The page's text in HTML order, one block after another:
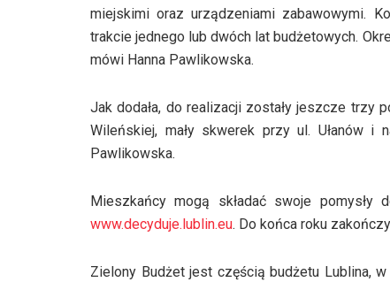
miejskimi oraz urządzeniami zabawowymi.
trakcie jednego lub dwóch lat budżetowych.
mówi Hanna Pawlikowska.
Jak dodała, do realizacji zostały jeszcze trzy
Wileńskiej, mały skwerek przy ul. Ułanów i
Pawlikowska.
Mieszkańcy mogą składać swoje
www.decyduje.lublin.eu. Do końca roku
Zielony Budżet jest częścią budżetu Lublina,